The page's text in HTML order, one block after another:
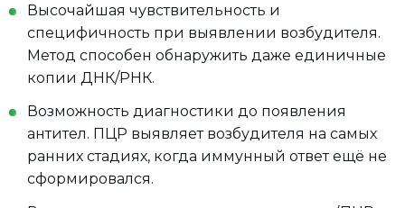
Высочайшая чувствительность и
специфичность при выявлении возбудителя.
Метод способен обнаружить даже единичные
копии ДНК/РНК.
Возможность диагностики до появления
антител. ПЦР выявляет возбудителя на самых
ранних стадиях, когда иммунный ответ ещё не
сформировался.